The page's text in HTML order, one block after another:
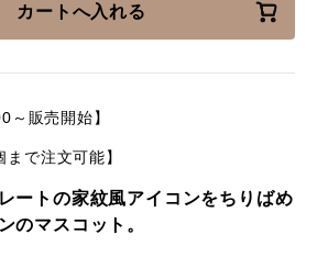
カートへ入れる
～販売開始】
まで注文可能】
ートの家紋風アイコンをちりばめ
のマスコット。